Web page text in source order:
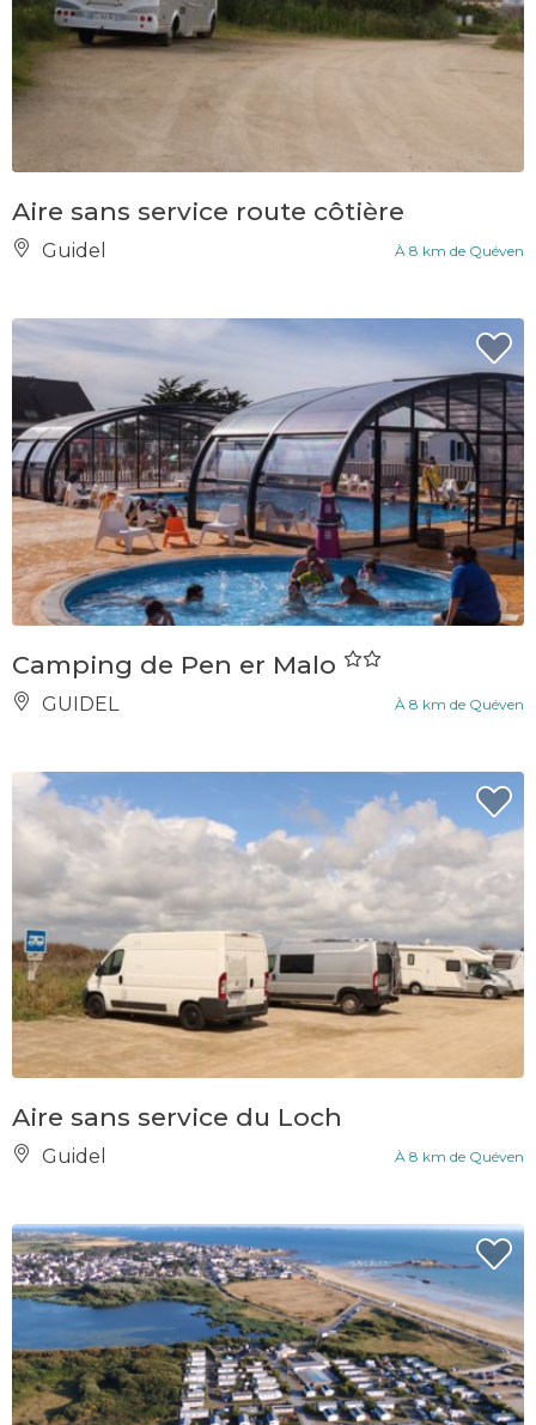
Aire sans service route côtière
Guidel À 8 km de Quéven
Camping de Pen er Malo
GUIDEL À 8 km de Quéven
Aire sans service du Loch
Guidel À 8 km de Quéven